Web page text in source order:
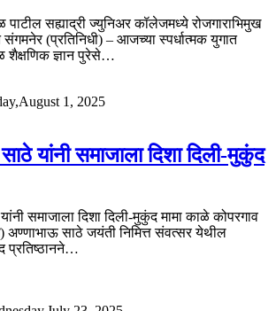
सह्याद्री ज्युनिअर कॉलेजमध्ये रोजगाराभिमुख
(प्रतिनिधी) – आजच्या स्पर्धात्मक युगात
शैक्षणिक ज्ञान पुरेसे…
1, 2025
यांनी समाजाला दिशा दिली-मुकुंद
समाजाला दिशा दिली-मुकुंद मामा काळे कोपरगाव
अण्णाभाऊ साठे जयंती निमित्त संवत्सर येथील
प्रतिष्ठानने…